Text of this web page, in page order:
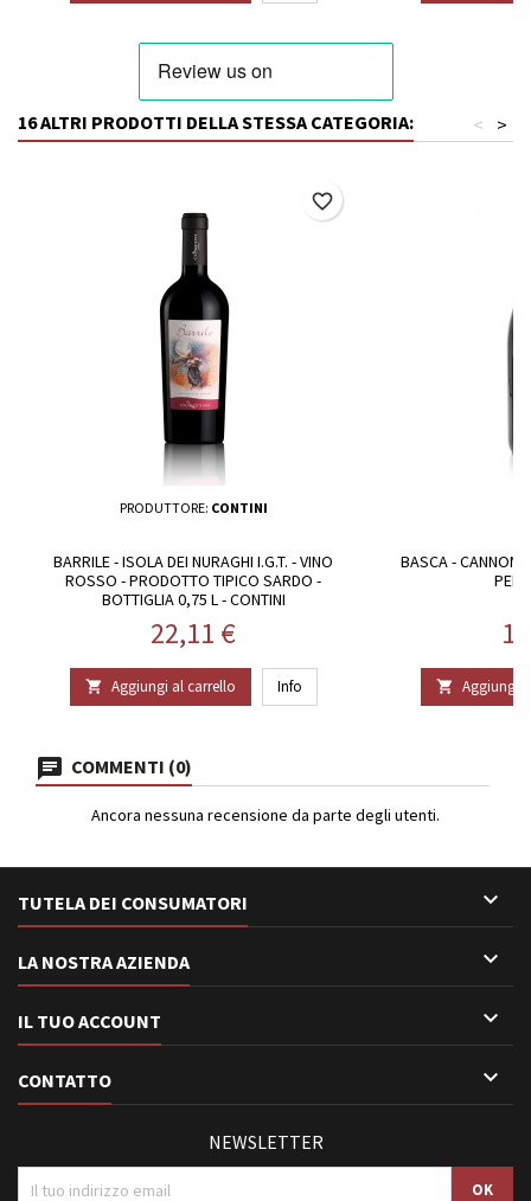
16 ALTRI PRODOTTI DELLA STESSA CATEGORIA: >
<
PRODUTTORE: CONTINI
BARRILE - ISOLA DEI NURAGHI I.G.T. - VINO
ROSSO - PRODOTTO TIPICO SARDO -
BOTTIGLIA 0,75 L - CONTINI
Prezzo
22,11 €
 Aggiungi al carrello Info
favorite_border
BASCA -
 Aggiungi
COMMENTI (0)
Ancora nessuna recensione da parte degli utenti.
TUTELA DEI CONSUMATORI 
LA NOSTRA AZIENDA 
IL TUO ACCOUNT 
CONTATTO 
NEWSLETTER